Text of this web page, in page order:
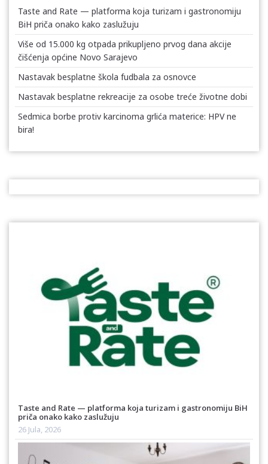
Taste and Rate — platforma koja turizam i gastronomiju
BiH priča onako kako zaslužuju
Više od 15.000 kg otpada prikupljeno prvog dana akcije
čišćenja općine Novo Sarajevo
Nastavak besplatne škola fudbala za osnovce
Nastavak besplatne rekreacije za osobe treće životne dobi
Sedmica borbe protiv karcinoma grlića materice: HPV ne
bira!
Taste and Rate — platforma koja turizam i gastronomiju BiH
priča onako kako zaslužuju
26 Jula, 2026